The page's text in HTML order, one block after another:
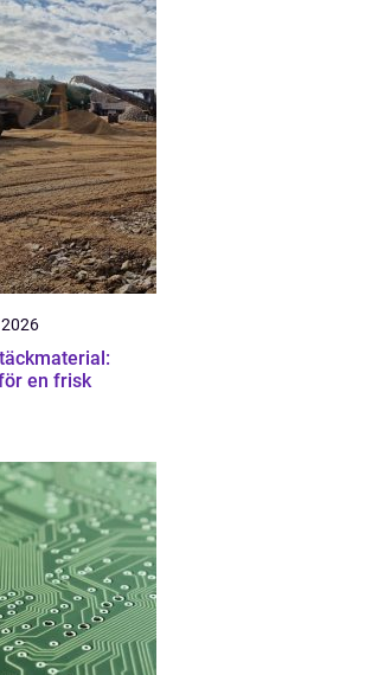
en frisk